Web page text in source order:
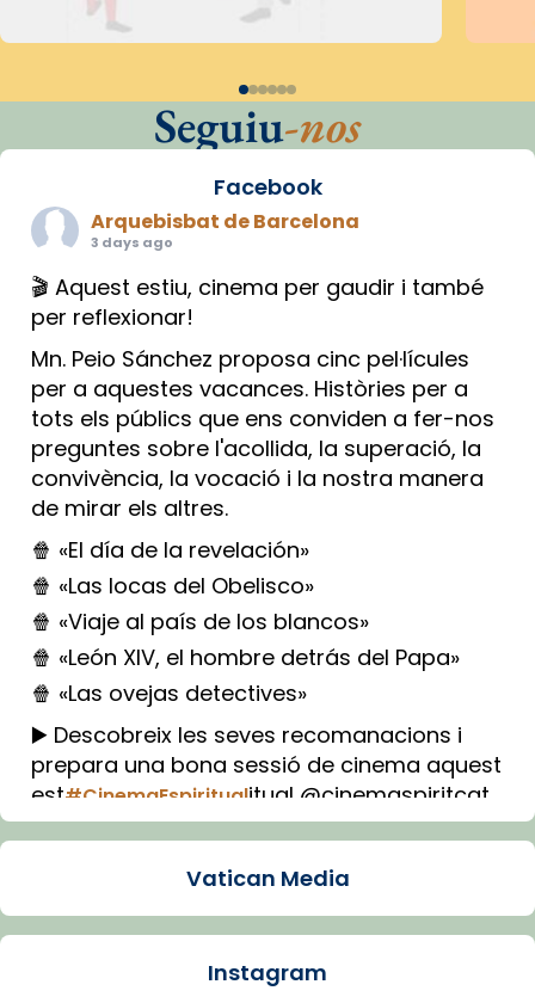
Seguiu-nos
Facebook
Arquebisbat de Barcelona
3 days ago
🎬 Aquest estiu, cinema per gaudir i també
per reflexionar!
Mn. Peio Sánchez proposa cinc pel·lícules
per a aquestes vacances. Històries per a
tots els públics que ens conviden a fer-nos
preguntes sobre l'acollida, la superació, la
convivència, la vocació i la nostra manera
de mirar els altres.
🍿 «El día de la revelación»
🍿 «Las locas del Obelisco»
🍿 «Viaje al país de los blancos»
🍿 «León XIV, el hombre detrás del Papa»
🍿 «Las ovejas detectives»
▶️ Descobreix les seves recomanacions i
prepara una bona sessió de cinema aquest
est#CinemaEspiritualitual @cinemaspiritcat
Imatge: Generada amb IA (OpenAI)
Arquebisbat de Barcelona
Vatican Media
Instagram